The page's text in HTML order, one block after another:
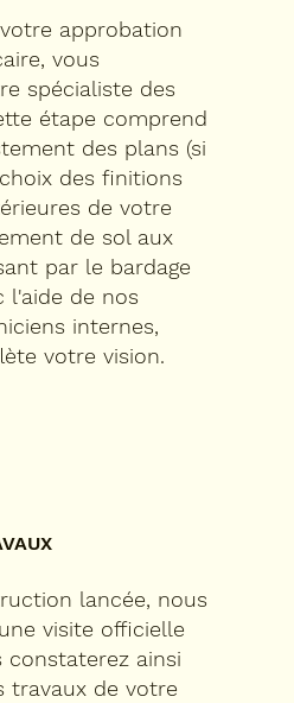
approbation
vous
spécialiste des
étape comprend
des plans (si
des finitions
de votre
de sol aux
par le bardage
l'aide de nos
internes,
votre vision.
lancée, nous
visite officielle
constaterez ainsi
travaux de votre